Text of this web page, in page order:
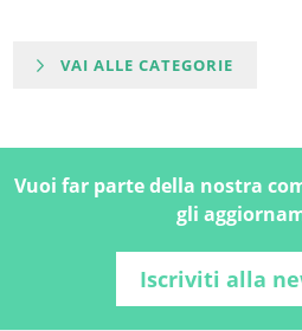
VAI ALLE CATEGORIE
Vuoi far parte della nostra
gli
Iscriviti alla